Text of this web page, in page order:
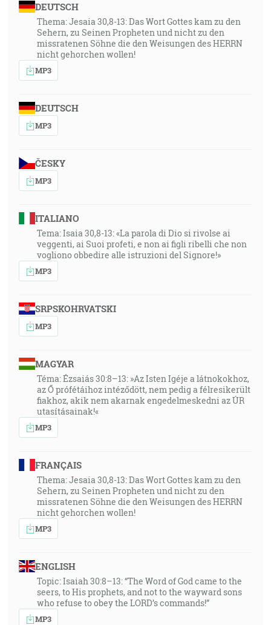
DEUTSCH
Thema: Jesaia 30,8-13: Das Wort Gottes kam zu den
Sehern, zu Seinen Propheten und nicht zu den
missratenen Söhne die den Weisungen des HERRN
nicht gehorchen wollen!
MP3
DEUTSCH
MP3
ČESKY
MP3
ITALIANO
Tema: Isaia 30,8-13: «La parola di Dio si rivolse ai
veggenti, ai Suoi profeti, e non ai figli ribelli che non
vogliono obbedire alle istruzioni del Signore!»
MP3
SRPSKOHRVATSKI
MP3
MAGYAR
Téma: Ézsaiás 30:8–13: »Az Isten Igéje a látnokokhoz,
az Ő prófétáihoz intéződött, nem pedig a félresikerült
fiakhoz, akik nem akarnak engedelmeskedni az ÚR
utasításainak!«
MP3
FRANÇAIS
Thema: Jesaia 30,8-13: Das Wort Gottes kam zu den
Sehern, zu Seinen Propheten und nicht zu den
missratenen Söhne die den Weisungen des HERRN
nicht gehorchen wollen!
MP3
ENGLISH
Topic: Isaiah 30:8–13: “The Word of God came to the
seers, to His prophets, and not to the wayward sons
who refuse to obey the LORD’s commands!”
MP3